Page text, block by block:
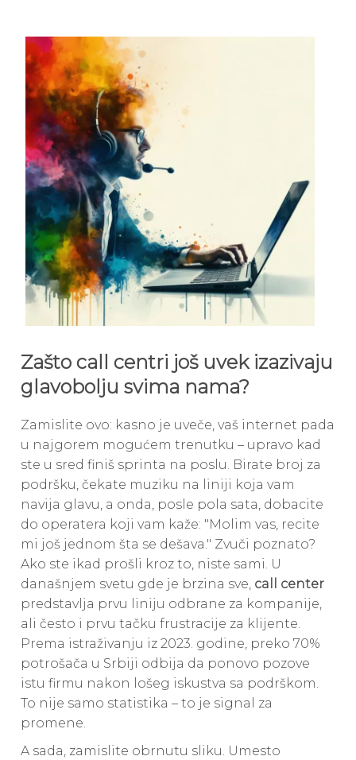
Zašto call centri još uvek izazivaju
glavobolju svima nama?
Zamislite ovo: kasno je uveče, vaš internet pada
u najgorem mogućem trenutku – upravo kad
ste u sred finiš sprinta na poslu. Birate broj za
podršku, čekate muziku na liniji koja vam
navija glavu, a onda, posle pola sata, dobacite
do operatera koji vam kaže: "Molim vas, recite
mi još jednom šta se dešava." Zvuči poznato?
Ako ste ikad prošli kroz to, niste sami. U
današnjem svetu gde je brzina sve, call center
predstavlja prvu liniju odbrane za kompanije,
ali često i prvu tačku frustracije za klijente.
Prema istraživanju iz 2023. godine, preko 70%
potrošača u Srbiji odbija da ponovo pozove
istu firmu nakon lošeg iskustva sa podrškom.
To nije samo statistika – to je signal za
promene.
A sada, zamislite obrnutu sliku. Umesto